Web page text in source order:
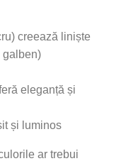
creează liniște
galben)
eleganță și
și luminos
ar trebui